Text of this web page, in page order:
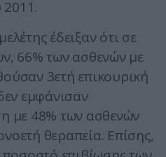
2011.
έδειξαν ότι σε
66% των ασθενών με
3ετή επικουρική
εμφάνισαν
με 48% των ασθενών
θεραπεία. Επίσης,